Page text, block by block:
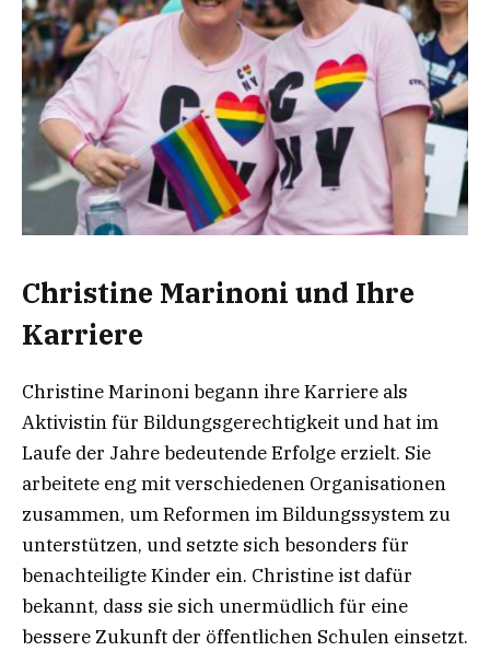
Christine Marinoni und Ihre
Karriere
Christine Marinoni begann ihre Karriere als
Aktivistin für Bildungsgerechtigkeit und hat im
Laufe der Jahre bedeutende Erfolge erzielt. Sie
arbeitete eng mit verschiedenen Organisationen
zusammen, um Reformen im Bildungssystem zu
unterstützen, und setzte sich besonders für
benachteiligte Kinder ein. Christine ist dafür
bekannt, dass sie sich unermüdlich für eine
bessere Zukunft der öffentlichen Schulen einsetzt.